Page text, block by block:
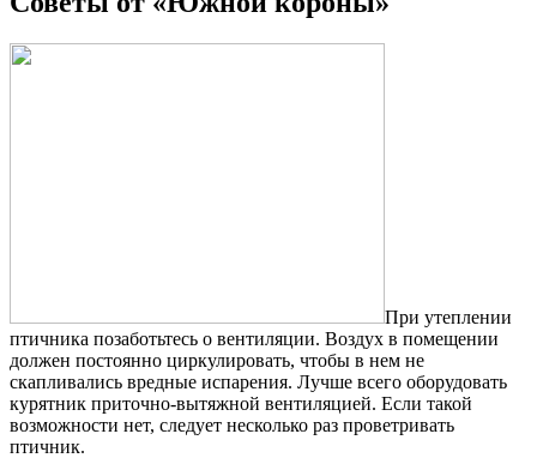
При утеплении
птичника позаботьтесь о вентиляции. Воздух в помещении
должен постоянно циркулировать, чтобы в нем не
скапливались вредные испарения. Лучше всего оборудовать
курятник приточно-вытяжной вентиляцией. Если такой
возможности нет, следует несколько раз проветривать
птичник.